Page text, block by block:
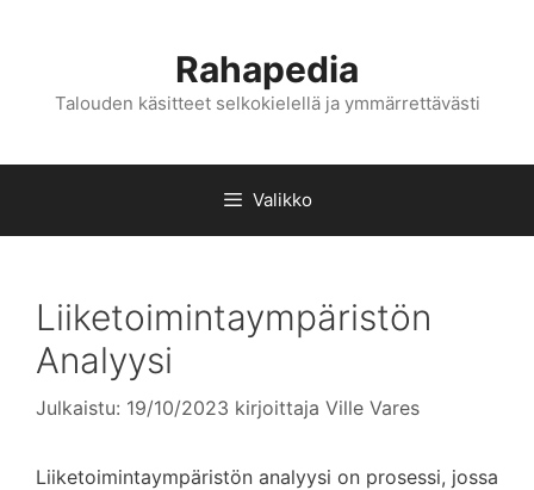
Rahapedia
Talouden käsitteet selkokielellä ja ymmärrettävästi
Valikko
Liiketoimintaympäristön
Analyysi
Julkaistu: 19/10/2023 kirjoittaja Ville Vares
Liiketoimintaympäristön analyysi on prosessi, jossa